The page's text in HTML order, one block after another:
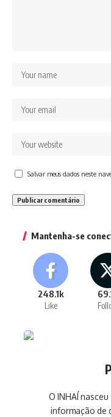
Salvar meus dados neste
Mantenha-se
248.1k
Like
O INHAÍ
informação de